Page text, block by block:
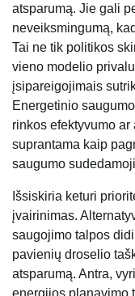
atsparumą. Jie gali
neveiksmingumą,
Tai ne tik politikos
vieno modelio
įsipareigojimais
Energetinio
rinkos efektyvumo ar
suprantama kaip
saugumo
Išsiskiria keturi
įvairinimas.
saugojimo talpos
pavienių droselio
atsparumą. Antra,
energijos planavimo